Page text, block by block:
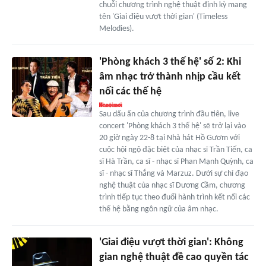
chuỗi chương trình nghệ thuật định kỳ mang
tên 'Giai điệu vượt thời gian' (Timeless
Melodies).
'Phòng khách 3 thế hệ' số 2: Khi
âm nhạc trở thành nhịp cầu kết
nối các thế hệ
Sau dấu ấn của chương trình đầu tiên, live
concert 'Phòng khách 3 thế hệ' sẽ trở lại vào
20 giờ ngày 22-8 tại Nhà hát Hồ Gươm với
cuộc hội ngộ đặc biệt của nhạc sĩ Trần Tiến, ca
sĩ Hà Trần, ca sĩ - nhạc sĩ Phan Mạnh Quỳnh, ca
sĩ - nhạc sĩ Thắng và Marzuz. Dưới sự chỉ đạo
nghệ thuật của nhạc sĩ Dương Cầm, chương
trình tiếp tục theo đuổi hành trình kết nối các
thế hệ bằng ngôn ngữ của âm nhạc.
'Giai điệu vượt thời gian': Không
gian nghệ thuật đề cao quyền tác